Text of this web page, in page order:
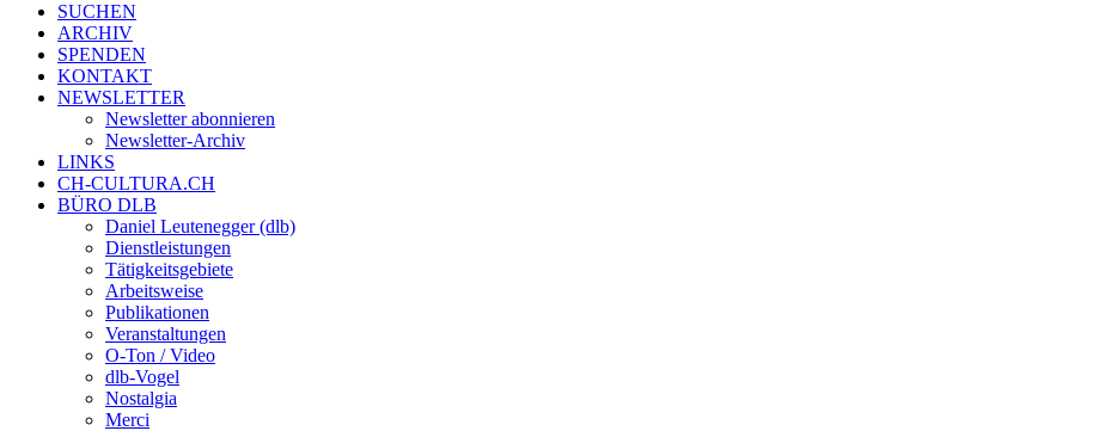
SUCHEN
ARCHIV
SPENDEN
KONTAKT
NEWSLETTER
Newsletter abonnieren
Newsletter-Archiv
LINKS
CH-CULTURA.CH
BÜRO DLB
Daniel Leutenegger (dlb)
Dienstleistungen
Tätigkeitsgebiete
Arbeitsweise
Publikationen
Veranstaltungen
O-Ton / Video
dlb-Vogel
Nostalgia
Merci